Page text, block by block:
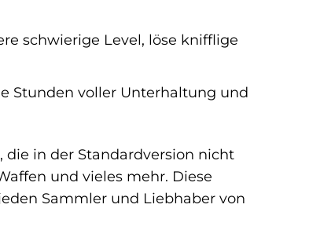
schwierige Level, löse knifflige
Stunden voller Unterhaltung und
die in der Standardversion nicht
und vieles mehr. Diese
Sammler und Liebhaber von